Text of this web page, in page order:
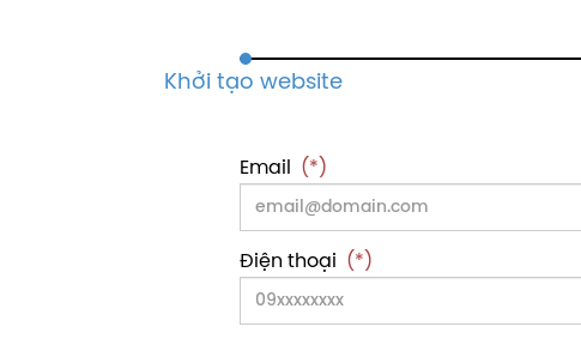
Email (*)
Điện thoại (*)